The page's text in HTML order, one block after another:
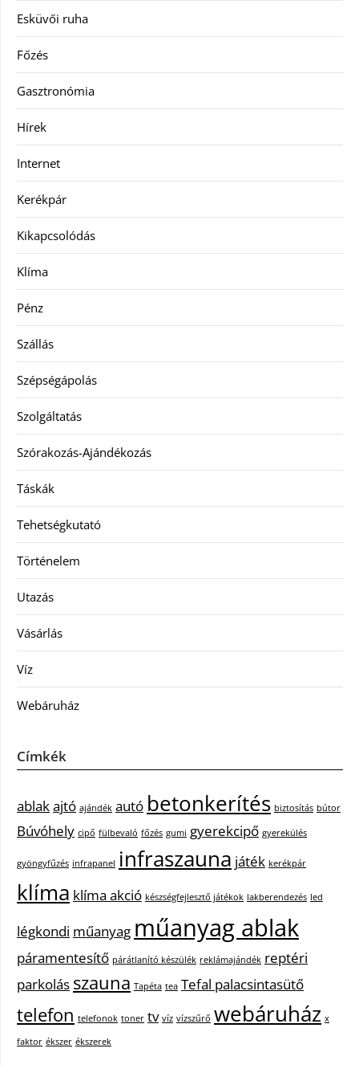
Esküvői ruha
Főzés
Gasztronómia
Hírek
Internet
Kerékpár
Kikapcsolódás
Klíma
Pénz
Szállás
Szépségápolás
Szolgáltatás
Szórakozás-Ajándékozás
Táskák
Tehetségkutató
Történelem
Utazás
Vásárlás
Víz
Webáruház
Címkék
ablakajtó ajándék autó betonkerítés biztosítás bútor
Búvóhely cipő fülbevaló főzés gumi gyerekcipő gyerekülés
gyöngyfűzés infrapanel infraszauna játék kerékpár
klíma klíma akció készségfejlesztő játékok lakberendezés led
légkondi műanyag műanyag ablak
páramentesítő párátlanító készülék reklámajándék reptéri
parkolás szauna Tapéta tea Tefal palacsintasütő
telefon telefonok toner tv víz vízszűrő webáruház x
faktor ékszer ékszerek